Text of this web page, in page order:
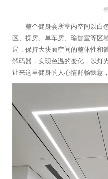
整个健身会所室内空间以白
区、操房、单车房、瑜伽室等区
局，保持大块面空间的整体性和
解码器，实现色温的变化，以灯
让来这里健身的人心情舒畅惬意